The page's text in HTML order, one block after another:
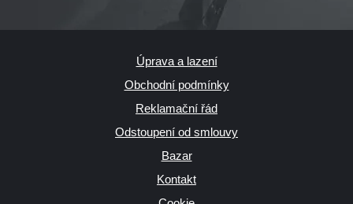
Úprava a lazení
Obchodní podmínky
Reklamační řád
Odstoupení od smlouvy
Bazar
Kontakt